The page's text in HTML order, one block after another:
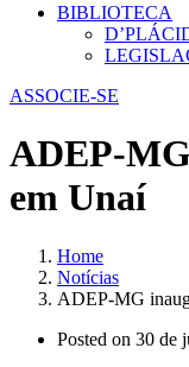
BIBLIOTECA
ASSOCIE-SE
ADEP-
em Unaí
Home
Notícias
ADEP-MG
Posted on 30 de